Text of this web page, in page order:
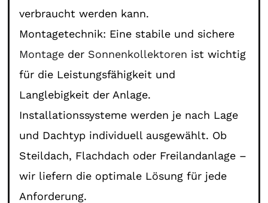
verbraucht werden kann.
Montagetechnik: Eine stabile und sichere
Montage der Sonnenkollektoren ist wichtig
für die Leistungsfähigkeit und
Langlebigkeit der Anlage.
Installationssysteme werden je nach Lage
und Dachtyp individuell ausgewählt. Ob
Steildach, Flachdach oder Freilandanlage –
wir liefern die optimale Lösung für jede
Anforderung.